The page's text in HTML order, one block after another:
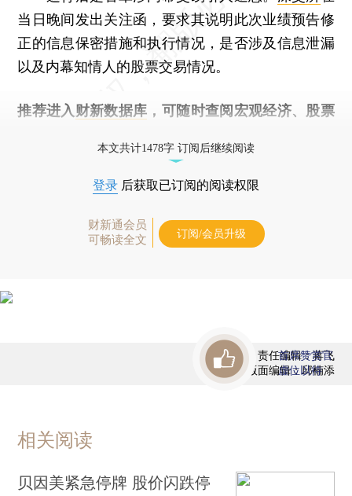
当日晚间发出关注函，要求其说明此次业绩预告修
正的信息保密措施和执行情况，是否涉及信息泄漏
以及内幕知情人的股票交易情况。
推荐进入 财新数据库 ，可随时查阅宏观经济、股票
本文共计1478字 订阅后继续阅读
登录 后获取已订阅的阅读权限
财新通会员
可畅读全文
订阅/会员升级
责任编辑：蒋飞
版面编辑：邱楠添
首席赞赏官
虚位以待
相关阅读
贝因美紧急停牌 股价闪跌停